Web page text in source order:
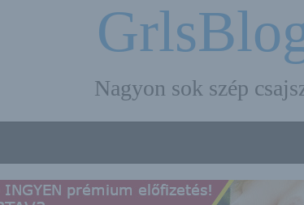
Nagyon sok szép